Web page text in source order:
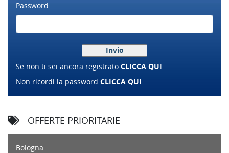
Password
Se non ti sei ancora registrato CLICCA QUI
Non ricordi la password CLICCA QUI
OFFERTE PRIORITARIE
Bologna